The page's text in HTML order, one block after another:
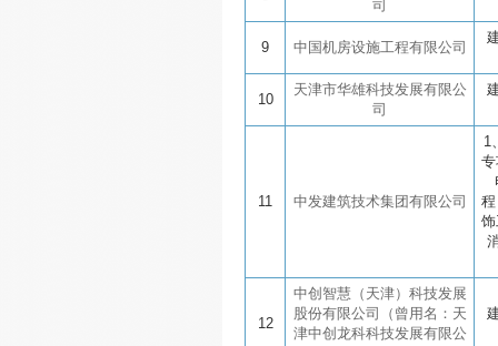
司
9 中国机房设施工程有限公司
10
天津市华雄科技发展有限公
司
11 中发建筑技术集团有限公司
1
12
中创智慧（天津）科技发展
股份有限公司（曾用名：天
津中创龙科科技发展有限公